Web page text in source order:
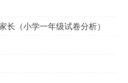
（小学一年级试卷分析）